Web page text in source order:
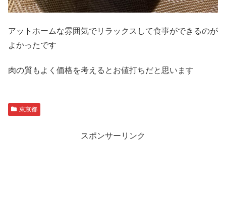
アットホームな雰囲気でリラックスして食事ができるのが
よかったです
肉の質もよく価格を考えるとお値打ちだと思います
東京都
スポンサーリンク